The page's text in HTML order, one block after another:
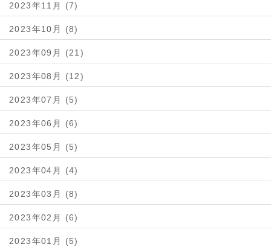
2023年11月 (7)
2023年10月 (8)
2023年09月 (21)
2023年08月 (12)
2023年07月 (5)
2023年06月 (6)
2023年05月 (5)
2023年04月 (4)
2023年03月 (8)
2023年02月 (6)
2023年01月 (5)